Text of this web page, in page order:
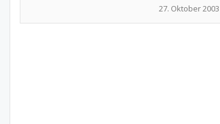
27. Oktober 2003